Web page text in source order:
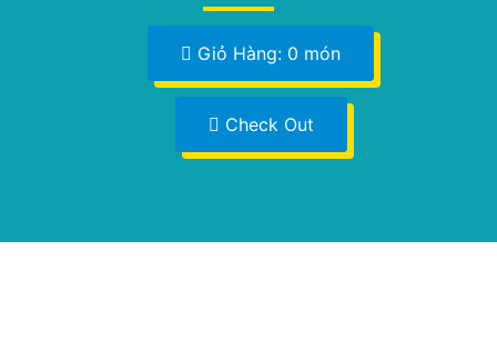
Giỏ Hàng: 0 món
Check Out